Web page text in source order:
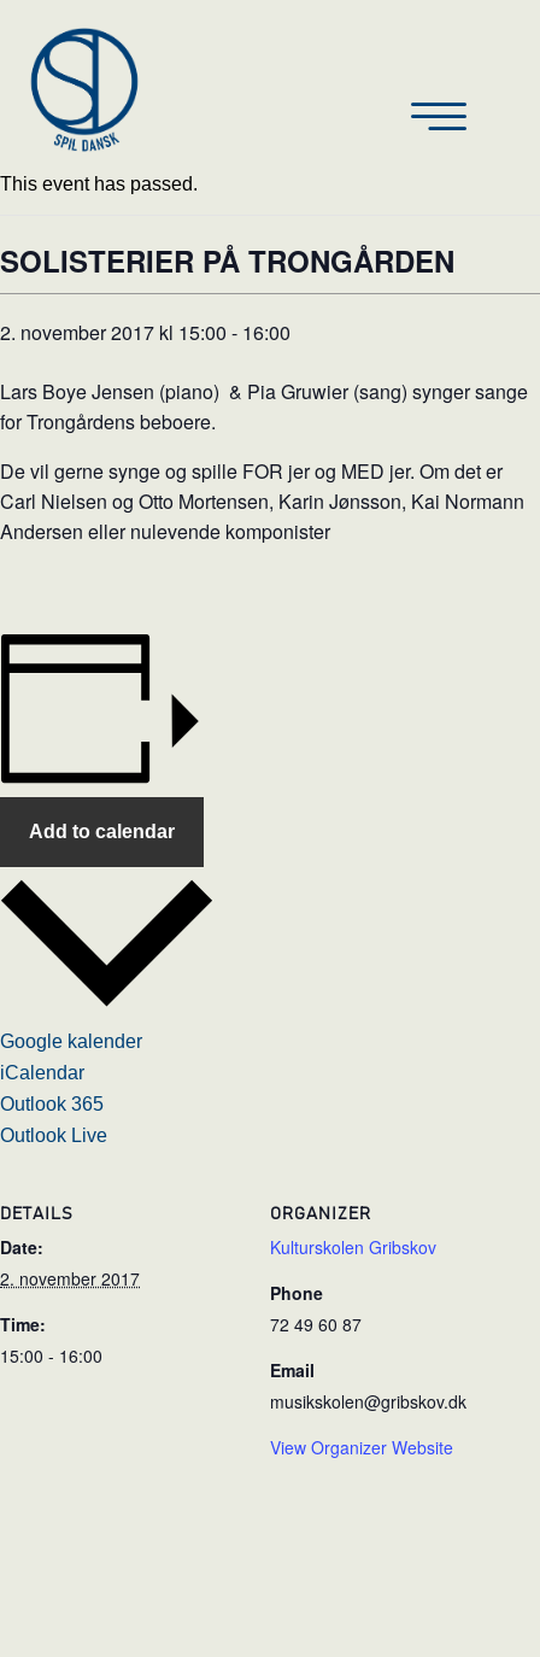
This event has passed.
SOLISTERIER PÅ TRONGÅRDEN
2. november 2017 kl 15:00 - 16:00
Lars Boye Jensen (piano) & Pia Gruwier (sang) synger sange
for Trongårdens beboere.
De vil gerne synge og spille FOR jer og MED jer. Om det er
Carl Nielsen og Otto Mortensen, Karin Jønsson, Kai Normann
Andersen eller nulevende komponister
Add to calendar
Google kalender
iCalendar
Outlook 365
Outlook Live
DETAILS
Date:
2. november 2017
Time:
15:00 - 16:00
ORGANIZER
Kulturskolen Gribskov
Phone
72 49 60 87
Email
musikskolen@gribskov.dk
View Organizer Website